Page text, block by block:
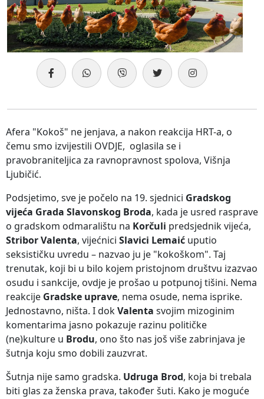
Afera "Kokoš" ne jenjava, a nakon reakcija HRT-a, o
čemu smo izvijestili OVDJE, oglasila se i
pravobraniteljica za ravnopravnost spolova, Višnja
Ljubičić.
Podsjetimo, sve je počelo na 19. sjednici Gradskog
vijeća Grada Slavonskog Broda, kada je usred rasprave
o gradskom odmaralištu na Korčuli predsjednik vijeća,
Stribor Valenta, vijećnici Slavici Lemaić uputio
seksističku uvredu – nazvao ju je "kokoškom". Taj
trenutak, koji bi u bilo kojem pristojnom društvu izazvao
osudu i sankcije, ovdje je prošao u potpunoj tišini. Nema
reakcije Gradske uprave, nema osude, nema isprike.
Jednostavno, ništa. I dokValenta svojim mizoginim
komentarima jasno pokazuje razinu političke
(ne)kulture u Brodu, ono što nas još više zabrinjava je
šutnja koju smo dobili zauzvrat.
Šutnja nije samo gradska. Udruga Brod, koja bi trebala
biti glas za ženska prava, također šuti. Kako je moguće